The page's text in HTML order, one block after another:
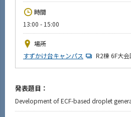
時間
13:00 - 15:00
場所
すずかけ台キャンパス
R2棟 6F大会
発表題目：
Development of ECF-based droplet
機械系 News
イベントカレンダー
Event Calendar
今後の課程別イベント
年別アーカイブ